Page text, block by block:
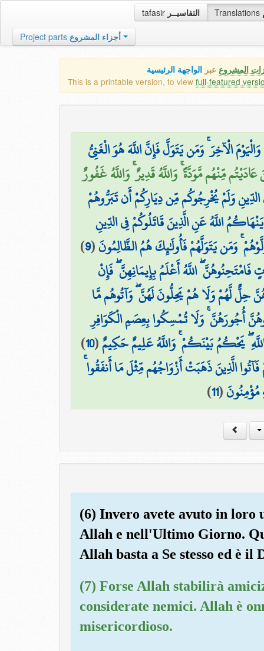
tafasir التفاسيــر Translations
Project parts أجزاء المشروع
المشروع عبر الواجهة الرئيسية
This is a printable version, to view full-featured
الْآخِرَ ۚ وَمَن يَتَوَلَّ فَإِنَّ اللَّهَ هُوَ الْغَنِيُّ
مِّنْهُم مَّوَدَّةً ۚ وَاللَّهُ قَدِيرٌ ۚ وَاللَّهُ غَفُورٌ
وَلَمْ يُخْرِجُوكُم مِّن دِيَارِكُمْ أَن تَبَرُّوهُمْ
اللَّهُ عَنِ الَّذِينَ قَاتَلُوكُمْ فِي الدِّينِ
وَمَن يَتَوَلَّهُمْ فَأُولَٰئِكَ هُمُ الظَّالِمُونَ(
9
)
فَامْتَحِنُوهُنَّ ۖ اللَّهُ أَعْلَمُ بِإِيمَانِهِنَّ ۖ فَإِنْ
حِلٌّ لَّهُمْ وَلَا هُمْ يَحِلُّونَ لَهُنَّ ۖ وَآتُوهُم مَّا
أُجُورَهُنَّ ۚ وَلَا تُمْسِكُوا بِعِصَمِ الْكَوَافِرِ
يَحْكُمُ بَيْنَكُمْ ۚ وَاللَّهُ عَلِيمٌ حَكِيمٌ(
10
)
الَّذِينَ ذَهَبَتْ أَزْوَاجُهُم مِّثْلَ مَا أَنفَقُوا
مُؤْمِنُونَ(
11
)
(6) Invero avete avuto in loro
Allah e nell'Ultimo Giorno.
Allah basta a Se stesso ed è il
(7) Forse Allah stabilirà
considerate nemici. Allah è
misericordioso.